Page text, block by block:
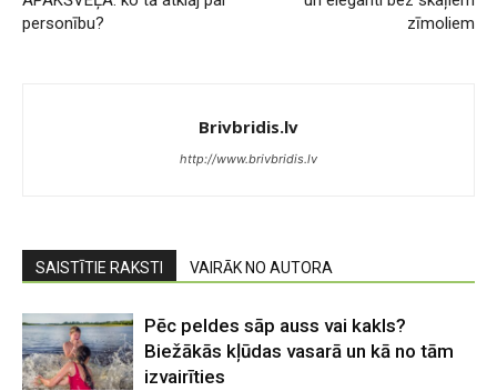
personību?
zīmoliem
Brivbridis.lv
http://www.brivbridis.lv
SAISTĪTIE RAKSTI VAIRĀK NO AUTORA
Pēc peldes sāp auss vai kakls?
Biežākās kļūdas vasarā un kā no tām
izvairīties